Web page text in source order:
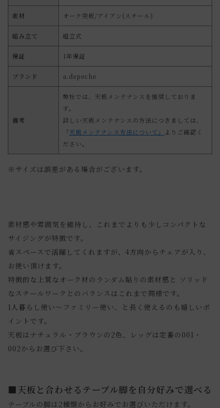
素材 オーク突板/アイアン(スチール)
組み立て 組立式
保証 1年保証
ブランド a.depeche
備考
弊社では、天板メンテナンスを推奨しておりま
す。
詳しい天板メンテナンスの方法につきましては、
「天板メンテナンス方法について」
よりご確認く
ださい。
※サイズは誤差がある場合がございます。
素材感や雰囲気を維持し、これまでよりも少しコンパクトな
サイジングが特徴です。
省スペースで活躍してくれますが、4方向からチェアが入り、
お使い頂けます。
特徴的な上質なオーク材のランダム貼りの素材感と ソリッド
なスチールワークとのバランスはこれまで同様です。
1人暮らし使い～ファミリー使い、と長く使えるのも嬉しいポ
イントです。
天板はナチュラル・ブラウンの2色、レッグは定番の001・
002からお選び下さい。
■天板と合わせるテーブル脚を自分好みで選べる
テーブルの脚は2種類からお好みでお選びいただけます。